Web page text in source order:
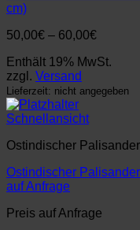
cm)
50,00€ – 60,00€
bis
Enthält 19% MwSt.
zzgl. Versand
Lieferzeit: nicht angegeben
Schnellansicht
Ostindischer Palisander
Ostindischer
auf Anfrage
Preis auf Anfrage